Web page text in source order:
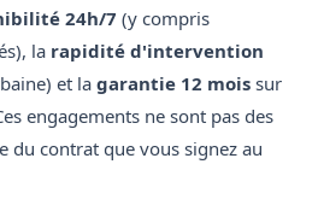
24h/7 (y compris
la rapidité d'intervention
et la garantie 12 mois sur
engagements ne sont pas des
contrat que vous signez au